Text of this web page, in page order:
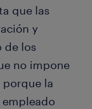
que las
y
de los
no impone
la